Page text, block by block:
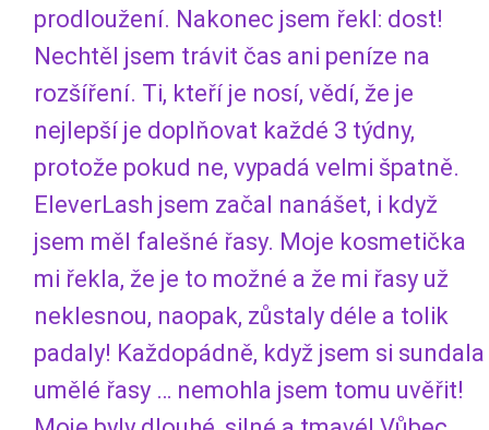
prodloužení. Nakonec jsem řekl: dost!
Nechtěl jsem trávit čas ani peníze na
rozšíření. Ti, kteří je nosí, vědí, že je
nejlepší je doplňovat každé 3 týdny,
protože pokud ne, vypadá velmi špatně.
EleverLash jsem začal nanášet, i když
jsem měl falešné řasy. Moje kosmetička
mi řekla, že je to možné a že mi řasy už
neklesnou, naopak, zůstaly déle a tolik
padaly! Každopádně, když jsem si sundala
umělé řasy … nemohla jsem tomu uvěřit!